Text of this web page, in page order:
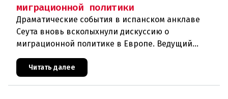
миграционной политики
Драматические события в испанском анклаве
Сеута вновь всколыхнули дискуссию о
миграционной политике в Европе. Ведущий
эксперт по миграции Джеральд Кнаус, один из
архитекторов соглашения ЕС-Турция 2016
Читать далее